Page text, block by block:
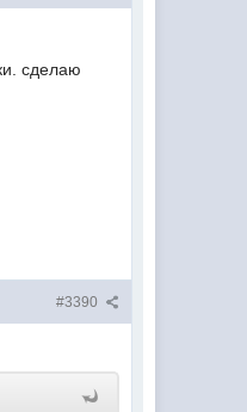
сделаю
#3390